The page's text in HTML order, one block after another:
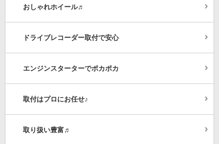
おしゃれホイール♬
ドライブレコーダー取付で安心
エンジンスターターでポカポカ
取付はプロにお任せ♪
取り扱い豊富♬